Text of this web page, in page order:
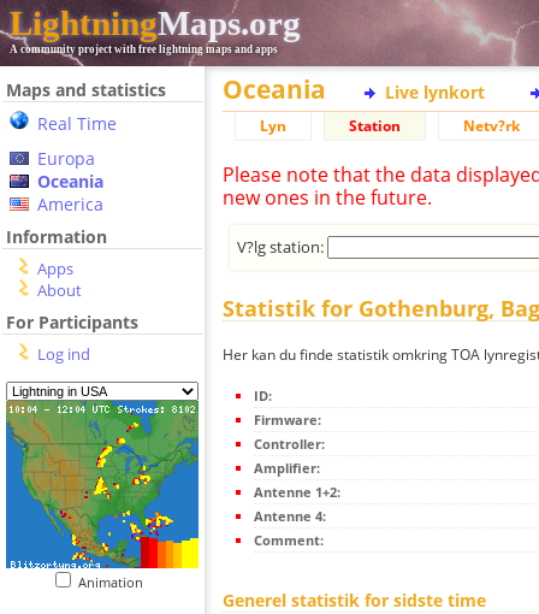
LightningMaps.org
A community project with free lightning maps and apps
Maps and statistics
Real Time
Europa
Oceania
America
Information
Apps
About
For Participants
Log ind
Animation
Oceania Live lynkort
Lyn Station Netv?rk
Please note that the data
new ones in the future.
V?lg station:
Statistik for Gothenburg,
Her kan du finde statistik omkring TOA
ID:
Firmware:
Controller:
Amplifier:
Antenne 1+2:
Antenne 4:
Comment:
Generel statistik for sidste time